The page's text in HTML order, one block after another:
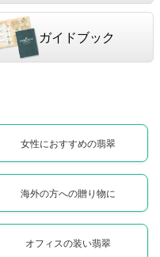
ガイドブック
女性におすすめの翡翠
海外の方への贈り物に
オフィスの装い翡翠